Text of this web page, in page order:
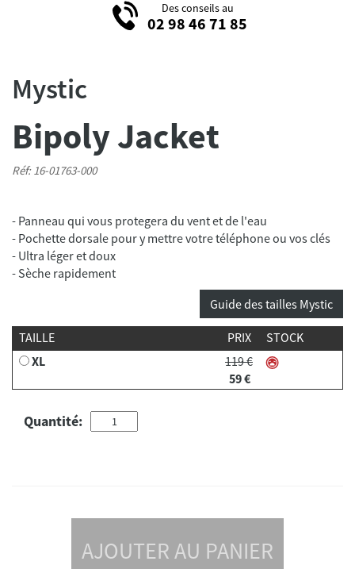
Des conseils au
02 98 46 71 85
Mystic
Bipoly Jacket
Réf: 16-01763-000
- Panneau qui vous protegera du vent et de l'eau
- Pochette dorsale pour y mettre votre téléphone ou vos clés
- Ultra léger et doux
Guide des tailles Mystic
TAILLE PRIX
STOCK
XL
119 €
59 €
Quantité:
AJOUTER AU PANIER